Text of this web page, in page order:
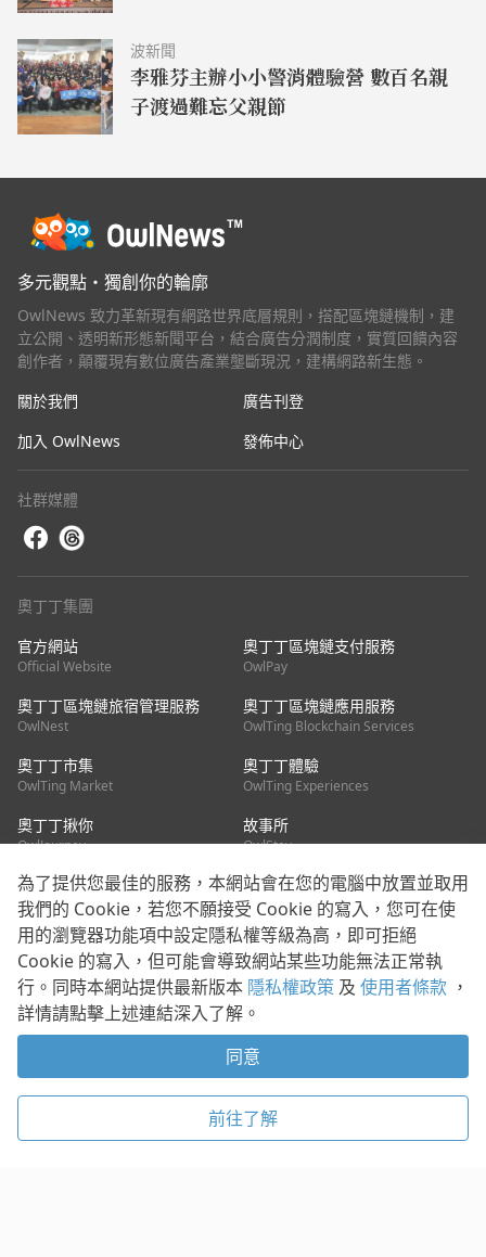
波新聞
李雅芬主辦小小警消體驗營 數百名親
子渡過難忘父親節
多元觀點・獨創你的輪廓
OwlNews 致力革新現有網路世界底層規則，搭配區塊鏈機制，建
立公開、透明新形態新聞平台，結合廣告分潤制度，實質回饋內容
創作者，顛覆現有數位廣告產業壟斷現況，建構網路新生態。
關於我們
廣告刊登
加入 OwlNews
發佈中心
社群媒體
奧丁丁集團
官方網站
Official Website
奧丁丁區塊鏈支付服務
OwlPay
奧丁丁區塊鏈旅宿管理服務
OwlNest
奧丁丁區塊鏈應用服務
OwlTing Blockchain Services
奧丁丁市集
OwlTing Market
奧丁丁體驗
OwlTing Experiences
奧丁丁揪你
OwlJourney
故事所
OwlStay
聯絡我們
客服信箱：mediapartner@owlting.com
服務信箱 / 廣告洽詢：info_owlnews@owlting.com
媒體合作 / 新聞稿提供：mediapartner@owlting.com
使用者條款 隱私權政策 Cookie 政策
為了提供您最佳的服務，本網站會在您的電腦中放置並取用
我們的 Cookie，若您不願接受 Cookie 的寫入，您可在使
用的瀏覽器功能項中設定隱私權等級為高，即可拒絕
Cookie 的寫入，但可能會導致網站某些功能無法正常執
行。同時本網站提供最新版本 隱私權政策 及 使用者條款 ，
詳情請點擊上述連結深入了解。
同意
前往了解